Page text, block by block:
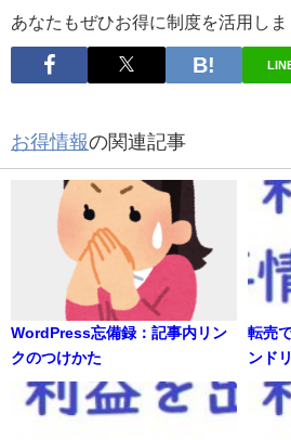
あなたもぜひお得に制度を活用しま
お得情報の関連記事
WordPress忘備録：記事内リン
クのつけかた
転売
ンド